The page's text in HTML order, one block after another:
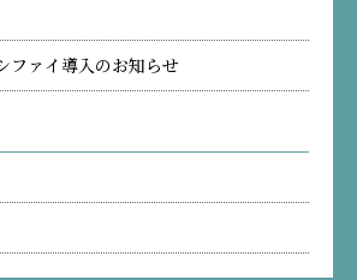
ファイ導入のお知らせ